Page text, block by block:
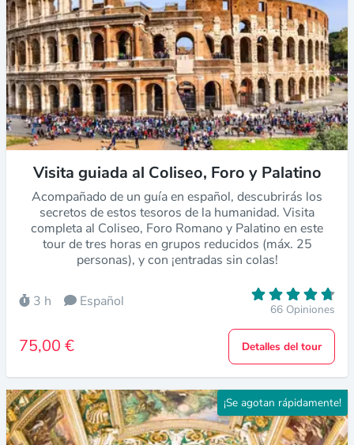
Visita guiada al Coliseo, Foro y Palatino
Acompañado de un guía en español, descubrirás los
secretos de estos tesoros de la humanidad. Visita
completa al Coliseo, Foro Romano y Palatino en este
tour de tres horas en grupos reducidos (máx. 25
personas), y con ¡entradas sin colas!
3 h Español 66 Opiniones
75,00 € Detalles del tour
¡Se agotan rápidamente!